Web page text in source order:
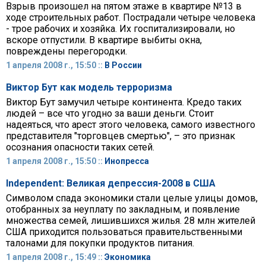
Взрыв произошел на пятом этаже в квартире №13 в
ходе строительных работ. Пострадали четыре человека
- трое рабочих и хозяйка. Их госпитализировали, но
вскоре отпустили. В квартире выбиты окна,
повреждены перегородки.
1 апреля 2008 г., 15:50 :: В России
Виктор Бут как модель терроризма
Виктор Бут замучил четыре континента. Кредо таких
людей – все что угодно за ваши деньги. Стоит
надеяться, что арест этого человека, самого известного
представителя "торговцев смертью", – это признак
осознания опасности таких сетей.
1 апреля 2008 г., 15:50 :: Инопресса
Independent: Великая депрессия-2008 в США
Символом спада экономики стали целые улицы домов,
отобранных за неуплату по закладным, и появление
множества семей, лишившихся жилья. 28 млн жителей
США приходится пользоваться правительственными
талонами для покупки продуктов питания.
1 апреля 2008 г., 15:49 :: Экономика